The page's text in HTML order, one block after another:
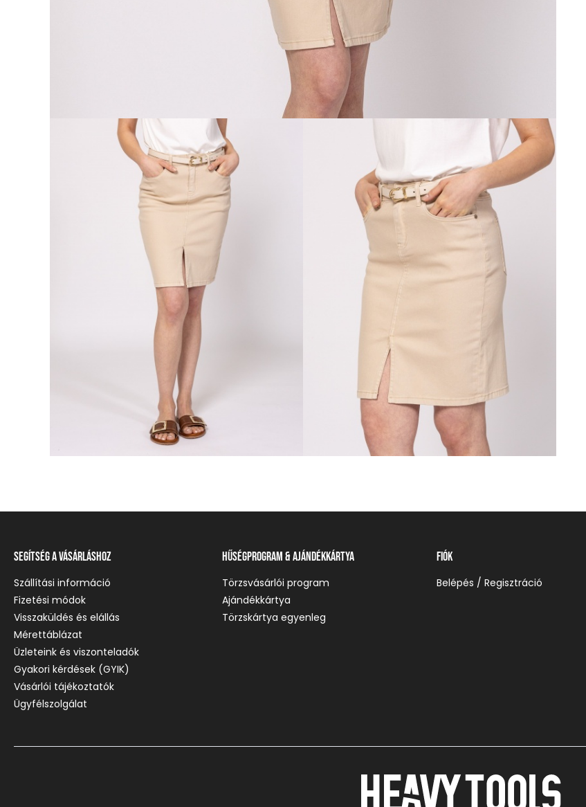
Segítség a vásárláshoz
Szállítási információ
Fizetési módok
Visszaküldés és elállás
Mérettáblázat
Üzleteink és viszonteladók
Gyakori kérdések (GYIK)
Vásárlói tájékoztatók
Ügyfélszolgálat
Hűségprogram & Ajándékkártya
Törzsvásárlói program
Ajándékkártya
Törzskártya egyenleg
Fiók
Belépés / Regisztráció